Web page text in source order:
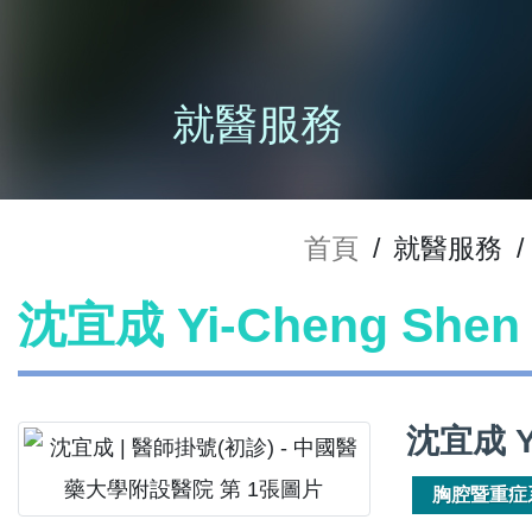
就醫服務
首頁 / 就醫服務 /
沈宜成 Yi-Cheng
沈宜成
胸腔暨重症